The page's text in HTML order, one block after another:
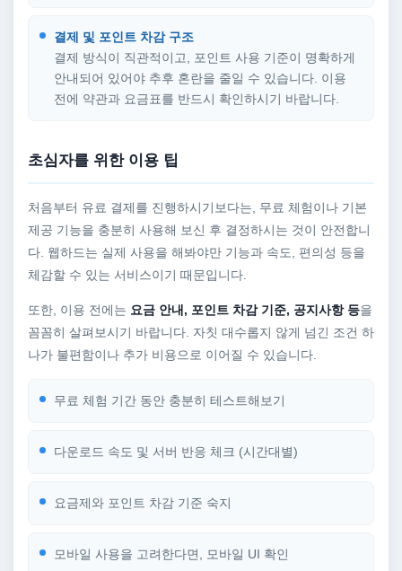
결제 및 포인트 차감 구조
결제 방식이 직관적이고, 포인트 사용 기준이 명확하게
안내되어 있어야 추후 혼란을 줄일 수 있습니다. 이용
전에 약관과 요금표를 반드시 확인하시기 바랍니다.
초심자를 위한 이용 팁
처음부터 유료 결제를 진행하시기보다는, 무료 체험이나 기본
제공 기능을 충분히 사용해 보신 후 결정하시는 것이 안전합니
다. 웹하드는 실제 사용을 해봐야만 기능과 속도, 편의성 등을
체감할 수 있는 서비스이기 때문입니다.
또한, 이용 전에는 요금 안내, 포인트 차감 기준, 공지사항 등을
꼼꼼히 살펴보시기 바랍니다. 자칫 대수롭지 않게 넘긴 조건 하
나가 불편함이나 추가 비용으로 이어질 수 있습니다.
무료 체험 기간 동안 충분히 테스트해보기
다운로드 속도 및 서버 반응 체크 (시간대별)
요금제와 포인트 차감 기준 숙지
모바일 사용을 고려한다면, 모바일 UI 확인